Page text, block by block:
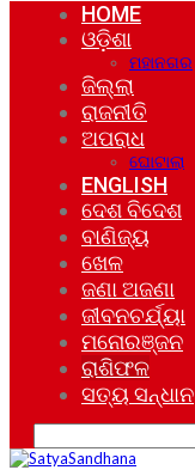
HOME
ଓଡ଼ିଶା
ମହାନଗର
ଜିଲ୍ଲା
ରାଜନୀତି
ଅପରାଧ
ଘୋଟାଲା
ENGLISH
ଦେଶ ବିଦେଶ
ବାଣିଜ୍ୟ
ଖେଳ
ଜଣା ଅଜଣା
ଜୀବନଚର୍ଯ୍ୟା
ମନୋରଞ୍ଜନ
ରାଶିଫଳ
ସତ୍ୟ ସନ୍ଧାନ